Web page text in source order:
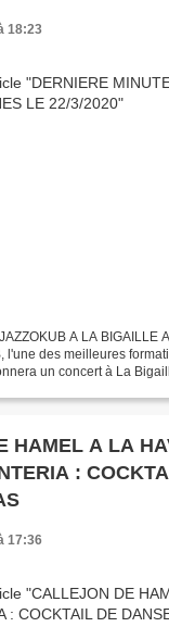
18:23
A LA BIGAILLE
l'une des meilleures
un concert à La
HAMEL A LA
:
17:36